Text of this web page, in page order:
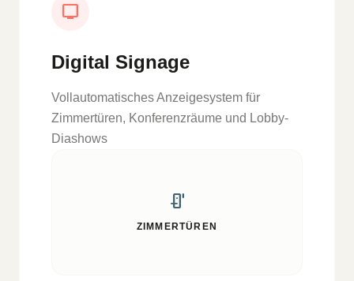
tv
Digital Signage
Vollautomatisches Anzeigesystem für
Zimmertüren, Konferenzräume und Lobby-
Diashows
door_sensor
ZIMMERTÜREN